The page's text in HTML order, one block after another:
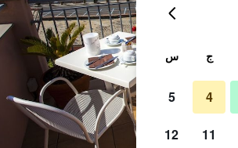
ج س
4
5
11
12